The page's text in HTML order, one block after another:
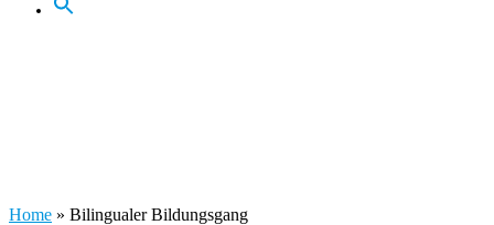
Home » Bilingualer Bildungsgang